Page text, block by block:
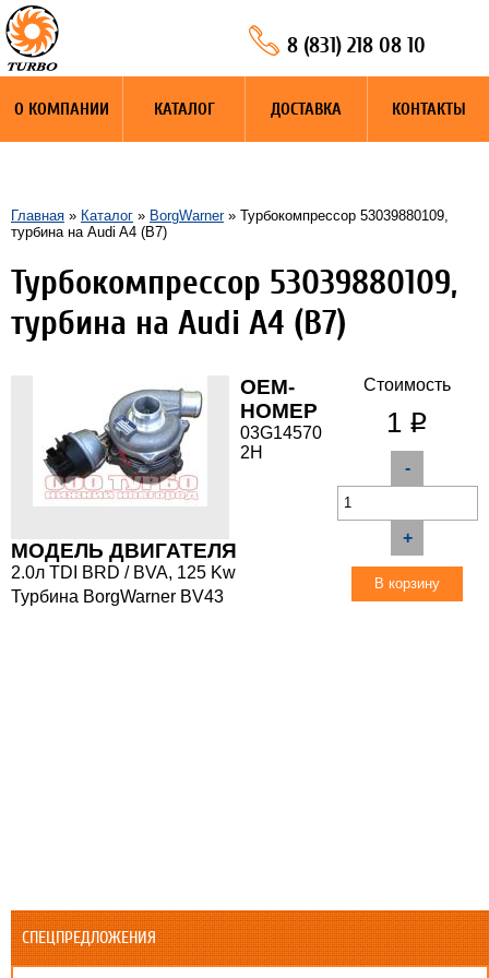
О КОМПАНИИ КАТАЛОГ ДОСТАВКА КОНТАКТЫ
8 (831) 218 08 10
Главная » Каталог » BorgWarner» Турбокомпрессор 53039880109,
турбина на Audi A4 (B7)
Турбокомпрессор 53039880109,
турбина на Audi A4 (B7)
Стоимость
1 q
-
+
OEM-
НОМЕР
03G14570
2H
МОДЕЛЬ ДВИГАТЕЛЯ
2.0л TDI BRD / BVA, 125 Kw
Турбина BorgWarner BV43
СПЕЦПРЕДЛОЖЕНИЯ